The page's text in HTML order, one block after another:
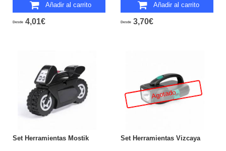
Añadir al carrito
Desde 4,01€
Añadir al carrito
Desde 3,70€
Set Herramientas Mostik
Agotado
Set Herramientas Vizcaya